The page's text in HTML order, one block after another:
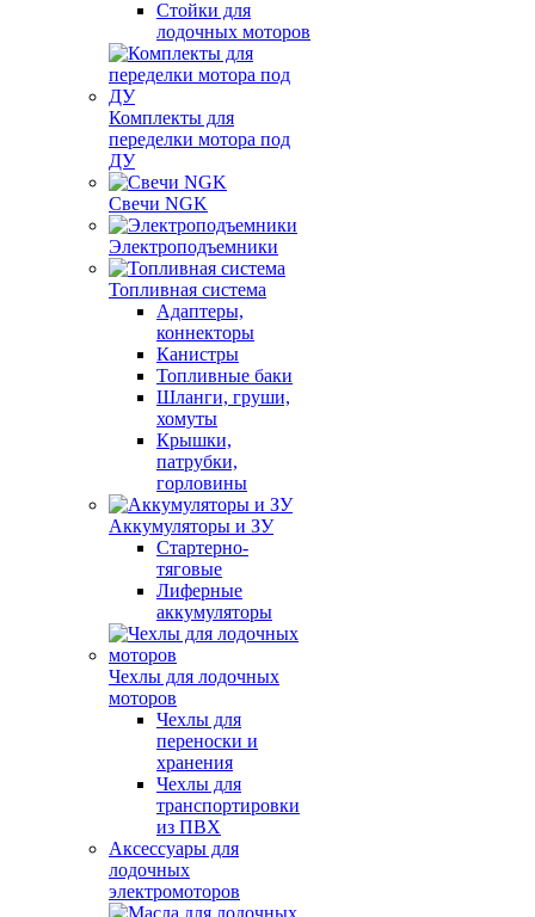
Стойки для
лодочных моторов
Комплекты для
переделки мотора под
ДУ
Свечи NGK
Электроподъемники
Топливная система
Адаптеры,
коннекторы
Канистры
Топливные баки
Шланги, груши,
хомуты
Крышки,
патрубки,
горловины
Аккумуляторы и ЗУ
Стартерно-
тяговые
Лиферные
аккумуляторы
Чехлы для лодочных
моторов
Чехлы для
переноски и
хранения
Чехлы для
транспортировки
из ПВХ
Аксессуары для
лодочных
электромоторов